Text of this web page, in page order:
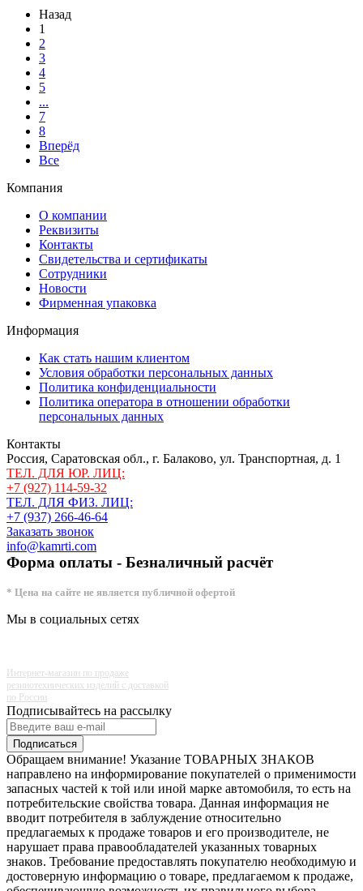
Назад
1
2
3
4
5
...
7
8
Вперёд
Все
Компания
О компании
Реквизиты
Контакты
Свидетельства и сертификаты
Сотрудники
Новости
Фирменная упаковка
Информация
Как стать нашим клиентом
Условия обработки персональных данных
Политика конфиденциальности
Политика оператора в отношении обработки
персональных данных
Контакты
Россия, Саратовская обл., г. Балаково, ул. Транспортная, д. 1
ТЕЛ. ДЛЯ ЮР. ЛИЦ:
+7 (927) 114-59-32
ТЕЛ. ДЛЯ ФИЗ. ЛИЦ:
+7 (937) 266-46-64
Заказать звонок
info@kamrti.com
Форма оплаты - Безналичный расчёт
* Цена на сайте не является публичной офертой
Мы в социальных сетях
Интернет-магазин по продаже
резинотехнических изделий с доставкой
по России
Подписывайтесь на рассылку
Подписаться
Обращаем внимание! Указание ТОВАРНЫХ ЗНАКОВ
направлено на информирование покупателей о применимости
запасных частей к той или иной марке автомобиля, то есть на
потребительские свойства товара. Данная информация не
вводит потребителя в заблуждение относительно
предлагаемых к продаже товаров и его производителе, не
нарушает права правообладателей указанных товарных
знаков. Требование предоставлять покупателю необходимую и
достоверную информацию о товаре, предлагаемом к продаже,